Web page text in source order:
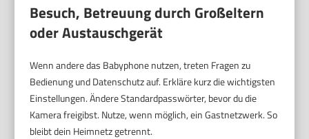
Besuch, Betreuung durch Großeltern
oder Austauschgerät
Wenn andere das Babyphone nutzen, treten Fragen zu
Bedienung und Datenschutz auf. Erkläre kurz die wichtigsten
Einstellungen. Ändere Standardpasswörter, bevor du die
Kamera freigibst. Nutze, wenn möglich, ein Gastnetzwerk. So
bleibt dein Heimnetz getrennt.